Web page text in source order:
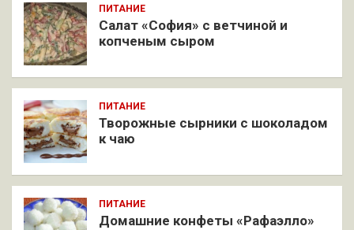
ПИТАНИЕ
Салат «София» с ветчиной и
копченым сыром
ПИТАНИЕ
Творожные сырники с шоколадом
к чаю
ПИТАНИЕ
Домашние конфеты «Рафаэлло»